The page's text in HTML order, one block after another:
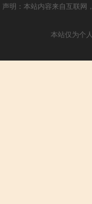
声明：本站内容来自互联网
本站仅为个